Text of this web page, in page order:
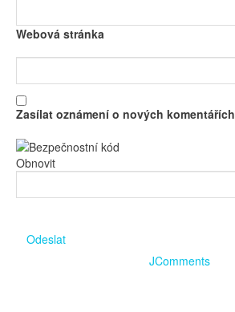
Webová stránka
Zasílat oznámení o nových komentářích
Obnovit
Odeslat
JComments